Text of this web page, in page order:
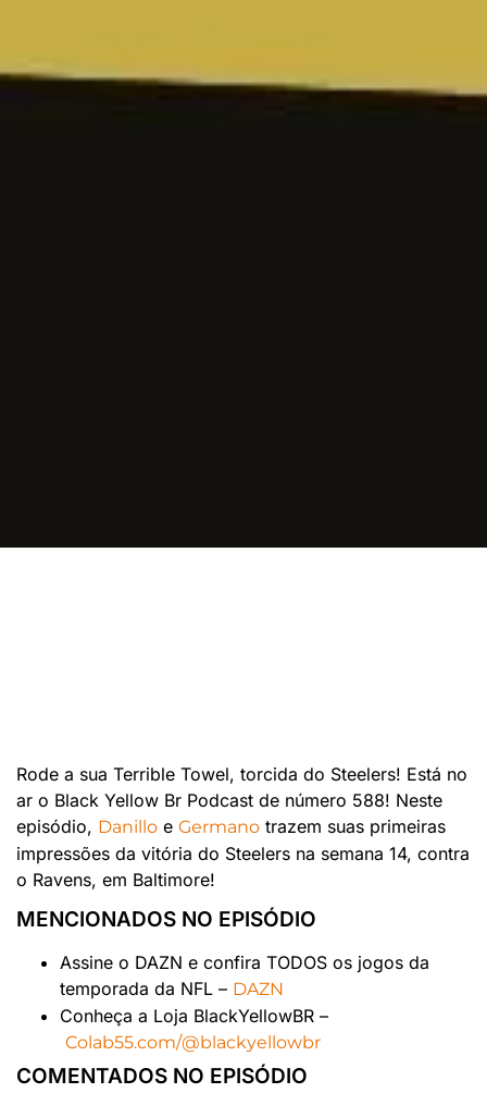
Rode a sua Terrible Towel, torcida do Steelers! Está no
ar o Black Yellow Br Podcast de número 588! Neste
episódio, Danillo e Germano trazem suas primeiras
impressões da vitória do Steelers na semana 14, contra
o Ravens, em Baltimore!
MENCIONADOS NO EPISÓDIO
Assine o DAZN e confira TODOS os jogos da
temporada da NFL – DAZN
Conheça a Loja BlackYellowBR –
Colab55.com/@blackyellowbr
COMENTADOS NO EPISÓDIO